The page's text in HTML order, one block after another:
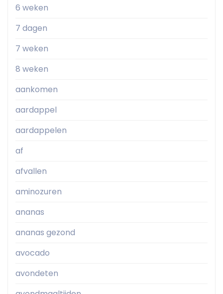
6 weken
7 dagen
7 weken
8 weken
aankomen
aardappel
aardappelen
af
afvallen
aminozuren
ananas
ananas gezond
avocado
avondeten